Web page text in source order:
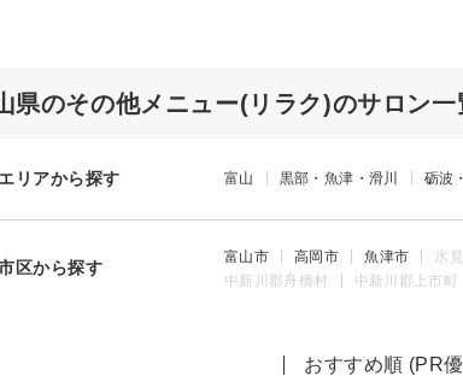
県のその他メニュー(リラク)のサロン一
エリアから探す 富山 黒部・魚津・滑川 砺波
区から探す
富山市 高岡市 魚津市 氷
中新川郡舟橋村
中新川郡上市町
おすすめ順 (PR